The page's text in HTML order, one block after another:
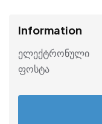
Information
ელექტრონული
ფოსტა